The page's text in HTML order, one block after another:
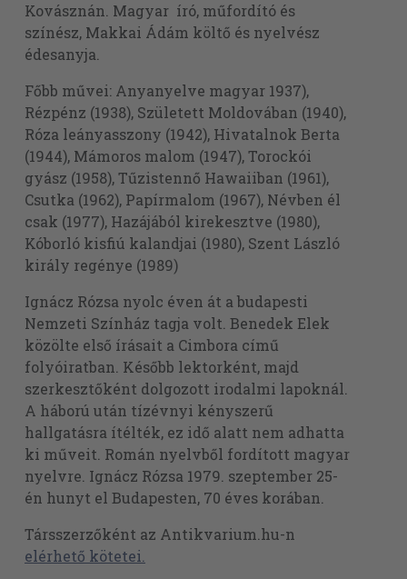
Kovásznán. Magyar író, műfordító és
színész, Makkai Ádám költő és nyelvész
édesanyja.
Főbb művei: Anyanyelve magyar 1937),
Rézpénz (1938), Született Moldovában (1940),
Róza leányasszony (1942), Hivatalnok Berta
(1944), Mámoros malom (1947), Torockói
gyász (1958), Tűzistennő Hawaiiban (1961),
Csutka (1962), Papírmalom (1967), Névben él
csak (1977), Hazájából kirekesztve (1980),
Kóborló kisfiú kalandjai (1980), Szent László
király regénye (1989)
Ignácz Rózsa nyolc éven át a budapesti
Nemzeti Színház tagja volt. Benedek Elek
közölte első írásait a Cimbora című
folyóiratban. Később lektorként, majd
szerkesztőként dolgozott irodalmi lapoknál.
A háború után tízévnyi kényszerű
hallgatásra ítélték, ez idő alatt nem adhatta
ki műveit. Román nyelvből fordított magyar
nyelvre. Ignácz Rózsa 1979. szeptember 25-
én hunyt el Budapesten, 70 éves korában.
Társszerzőként az Antikvarium.hu-n
elérhető kötetei.